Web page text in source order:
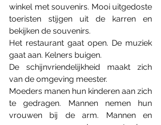
winkel met souvenirs. Mooi uitgedoste
toeristen stijgen uit de karren en
bekijken de souvenirs.
Het restaurant gaat open. De muziek
gaat aan. Kelners buigen.
De schijnvriendelijkheid maakt zich
van de omgeving meester.
Moeders manen hun kinderen aan zich
te gedragen. Mannen nemen hun
vrouwen bij de arm. Mannen en